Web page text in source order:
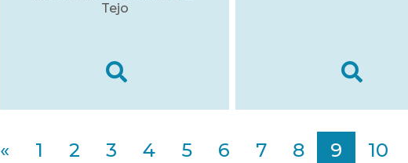
Tejo
« 1 2 3 4 5 6 7 8 9 10